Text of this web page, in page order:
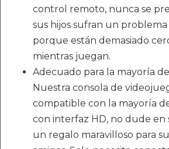
control remoto, nunca se
sus hijos sufran un
porque están demasiado
mientras juegan.
Adecuado para la mayoría
Nuestra consola de
compatible con la mayoría
con interfaz HD, no dude en
un regalo maravilloso para